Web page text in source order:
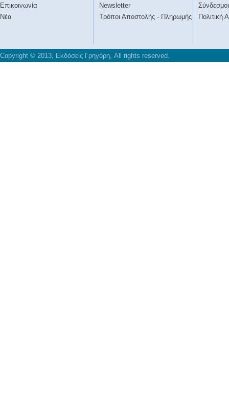
Επικοινωνία
Νέα
Newsletter
Τρόποι Αποστολής - Πληρωμής
Σύνδεσμοι
Πολιτική
Copyright © 2013, Εκδόσεις Γρηγόρη, All rights reserved.